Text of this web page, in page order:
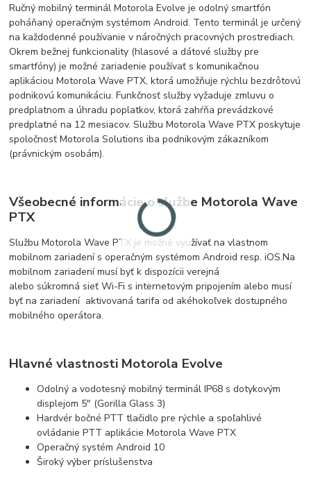
Ručný mobilný terminál Motorola Evolve je odolný smartfón
poháňaný operačným systémom Android. Tento terminál je určený
na každodenné používanie v náročných pracovných prostrediach.
Okrem bežnej funkcionality (hlasové a dátové služby pre
smartfóny) je možné zariadenie používať s komunikačnou
aplikáciou Motorola Wave PTX, ktorá umožňuje rýchlu bezdrôtovú
podnikovú komunikáciu. Funkčnosť služby vyžaduje zmluvu o
predplatnom a úhradu poplatkov, ktorá zahŕňa prevádzkové
predplatné na 12 mesiacov. Službu Motorola Wave PTX poskytuje
spoločnosť Motorola Solutions iba podnikovým zákazníkom
(právnickým osobám).
Všeobecné informácie o službe Motorola Wave
PTX
Službu Motorola Wave PTX je možnévyužívaťna vlastnom
mobilnom zariadení s operačným systémom Androidresp. iOS.Na
mobilnom zariadení musí byťkdispozíciiverejná
alebo súkromná sieť Wi-Fi sinternetovýmpripojením alebo musí
byťna zariadení aktivovaná tarifa od akéhokoľvekdostupného
mobilnéhooperátora.
Hlavné vlastnosti Motorola Evolve
Odolný a vodotesný mobilný terminál IP68 s dotykovým
displejom 5" (Gorilla Glass 3)
Hardvér bočné PTT tlačidlo pre rýchle a spoľahlivé
ovládanie PTT aplikácie Motorola Wave PTX
Operačný systém Android 10
Široký výber príslušenstva